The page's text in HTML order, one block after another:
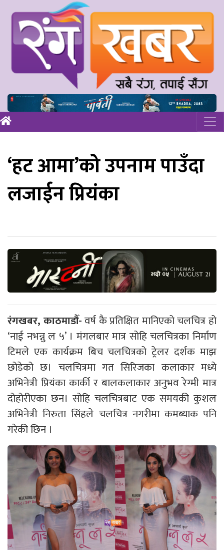
‘हट आमा’को उपनाम पाउँदा
लजाईन प्रियंका
रंगखबर, काठमाडौँ-वर्ष कै प्रतिक्षित मानिएको चलचित्र हो
‘नाई नभन्नु ल ५’ । मंगलबार मात्र सोहि चलचित्रका निर्माण
टिमले एक कार्यक्रम बिच चलचित्रको ट्रेलर दर्शक माझ
छोडेको छ। चलचित्रमा गत सिरिजका कलाकार मध्ये
अभिनेत्री प्रियंका कार्की र बालकलाकार अनुभव रेग्मी मात्र
दोहोरीएका छन। सोहि चलचित्रबाट एक समयकी कुशल
अभिनेत्री निरुता सिंहले चलचित्र नगरीमा कमब्याक पनि
गरेकी छिन ।